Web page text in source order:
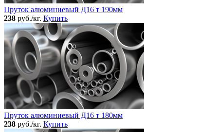
Пруток алюминиевый Д16 т 190мм
238 руб./кг. Купить
Пруток алюминиевый Д16 т 180мм
238 руб./кг. Купить